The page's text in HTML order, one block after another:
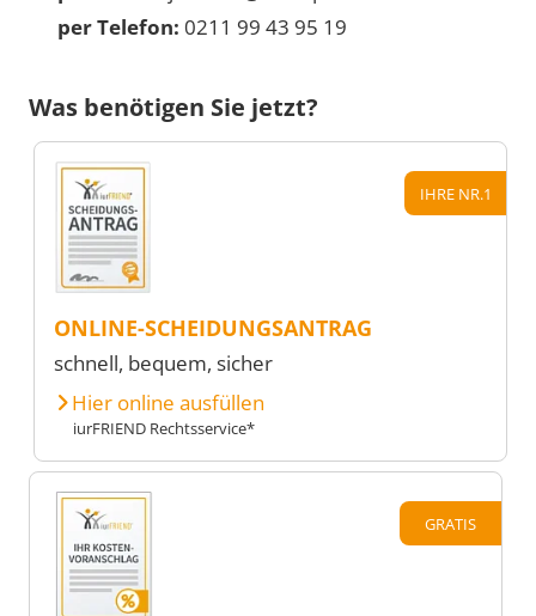
per Telefon: 0211 99 43 95 19
Was benötigen Sie jetzt?
IHRE NR.1
ONLINE-SCHEIDUNGSANTRAG
schnell, bequem, sicher
Hier online ausfüllen
iurFRIEND Rechtsservice*
GRATIS